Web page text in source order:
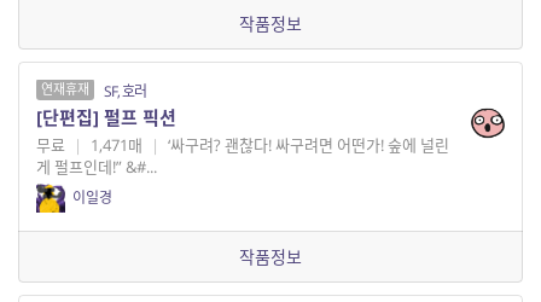
작품정보
연재휴재 SF, 호러
[단편집] 펄프 픽션
무료 | 1,471매 | ‘싸구려? 괜찮다! 싸구려면 어떤가! 숲에 널린
게 펄프인데!” &#...
이일경
작품정보